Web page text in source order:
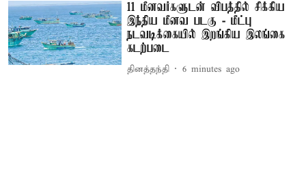
11 மீனவர்களுடன் விபத்தில் சிக்கிய
இந்திய மீனவ படகு - மீட்பு
நடவடிக்கையில் இறங்கிய இலங்கை
கடற்படை
தினத்தந்தி 6 minutes ago